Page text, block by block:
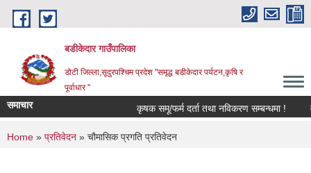
Skip to main content
बडीकेदार गाउँपालिका
डोटी जिल्ला,सूदुरपश्चिम प्रदेश "समृद्ध बडीकेदार पर्यटन,कृषि र
पूर्वाधार "
समाचार कृषक समू/फर्म दर्ता तथा नविकरण सम्बन्धमा !
You are here
Home » प्रतिवेदन » चौमासिक प्रगति प्रतिवेदन